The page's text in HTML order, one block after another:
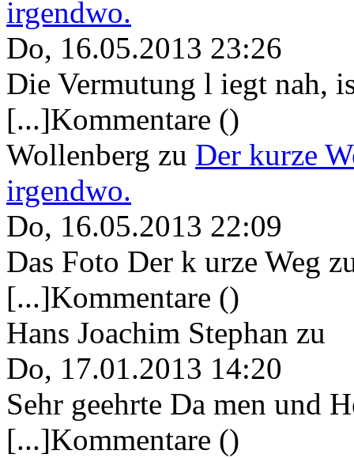
irgendwo.
Do, 16.05.2013 23:26
Die Vermutung l iegt nah,
[...]Kommentare ()
Wollenberg zu Der kurze
irgendwo.
Do, 16.05.2013 22:09
Das Foto Der k urze Weg
[...]Kommentare ()
Hans Joachim Stephan zu
Do, 17.01.2013 14:20
Sehr geehrte Da men und
[...]Kommentare ()